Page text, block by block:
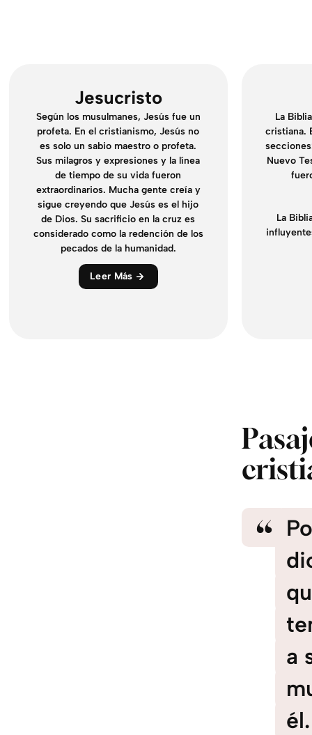
Jesucristo
Según los musulmanes, Jesús fue un
profeta. En el cristianismo, Jesús no
es solo un sabio maestro o profeta.
Sus milagros y expresiones y la línea
de tiempo de su vida fueron
extraordinarios. Mucha gente creía y
sigue creyendo que Jesús es el hijo
de Dios. Su sacrificio en la cruz es
considerado como la redención de los
pecados de la humanidad.
Leer Más
La
cristiana.
Nuevo
La
a
él.